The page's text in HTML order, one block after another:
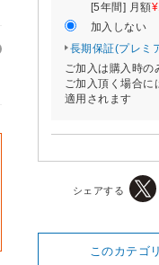
[5年間] 月額
加入しない
長期保証(プレミ
ご加入は購入時の
ご加入頂く場合に
適用されます
シェアする
このカテゴ